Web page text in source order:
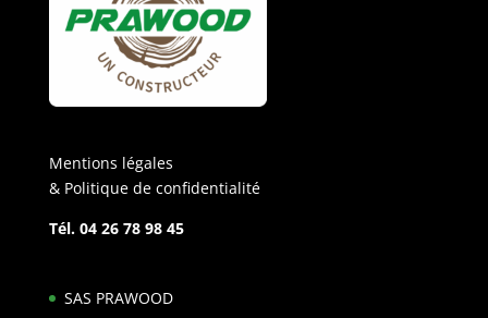
Mentions légales
& Politique de confidentialité
Tél. 04 26 78 98 45
SAS PRAWOOD